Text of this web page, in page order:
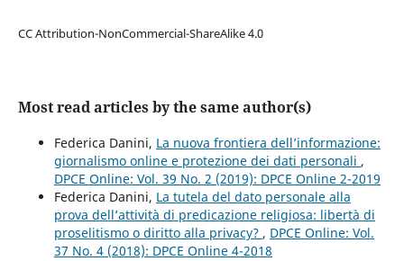
CC Attribution-NonCommercial-ShareAlike 4.0
Most read articles by the same author(s)
Federica Danini, La nuova frontiera dell’informazione:
giornalismo online e protezione dei dati personali ,
DPCE Online: Vol. 39 No. 2 (2019): DPCE Online 2-2019
Federica Danini, La tutela del dato personale alla
prova dell’attività di predicazione religiosa: libertà di
proselitismo o diritto alla privacy? , DPCE Online: Vol.
37 No. 4 (2018): DPCE Online 4-2018